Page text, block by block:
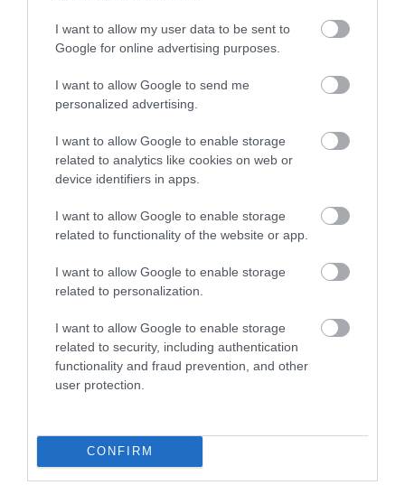
I want to allow my user data to be sent to
Google for online advertising purposes.
I want to allow Google to send me
personalized advertising.
I want to allow Google to enable storage
related to analytics like cookies on web or
device identifiers in apps.
I want to allow Google to enable storage
related to functionality of the website or app.
I want to allow Google to enable storage
related to personalization.
I want to allow Google to enable storage
related to security, including authentication
functionality and fraud prevention, and other
user protection.
CONFIRM
Összesen 1
Papp Szilvia
2011. Március 14.
kedves volt
velünk,maximálisan meg
vagyok vele elégedve! Viszont
aki a pultban volt hölgy vele
nem igazán!!!! Köszönöm a
A hely nagyon szép ,tiszta
,elegáns sok sikert kívánok
világban!!!!!
Értékeld Te is!